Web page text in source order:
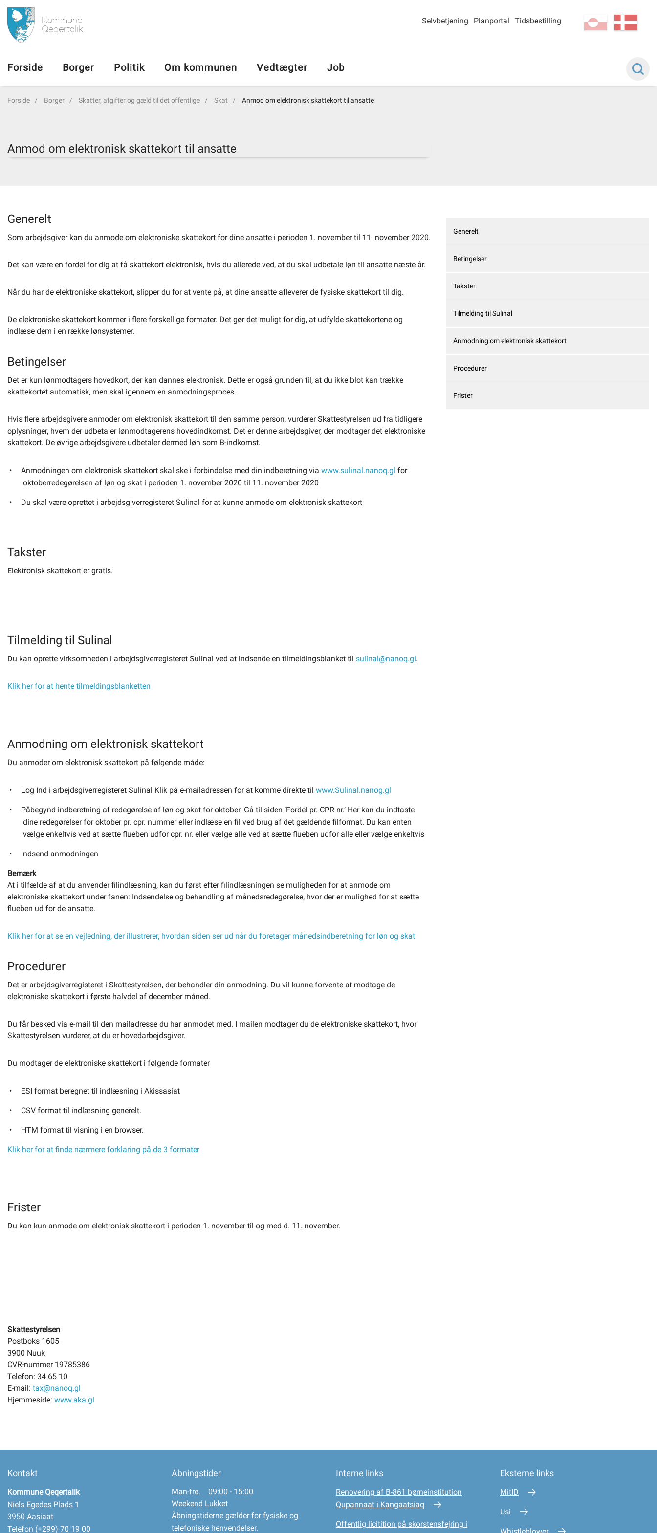
Om kommunen
kl-GL
Selvbetjening Planportal Tidsbestilling
Forside Borger Politik Om kommunen Vedtægter Job
Forside Borger Skatter, afgifter og gæld til det offentlige Skat Anmod om elektronisk skattekort til ansatte
Anmod om elektronisk skattekort til ansatte
Generelt
Som arbejdsgiver kan du anmode om elektroniske skattekort for dine ansatte i perioden 1. november til 11. november 2020.
Det kan være en fordel for dig at få skattekort elektronisk, hvis du allerede ved, at du skal udbetale løn til ansatte næste år.
Når du har de elektroniske skattekort, slipper du for at vente på, at dine ansatte afleverer de fysiske skattekort til dig.
De elektroniske skattekort kommer i flere forskellige formater. Det gør det muligt for dig, at udfylde skattekortene og
indlæse dem i en række lønsystemer.
Betingelser
Det er kun lønmodtagers hovedkort, der kan dannes elektronisk. Dette er også grunden til, at du ikke blot kan trække
skattekortet automatisk, men skal igennem en anmodningsproces.
Hvis flere arbejdsgivere anmoder om elektronisk skattekort til den samme person, vurderer Skattestyrelsen ud fra tidligere
oplysninger, hvem der udbetaler lønmodtagerens hovedindkomst. Det er denne arbejdsgiver, der modtager det elektroniske
skattekort. De øvrige arbejdsgivere udbetaler dermed løn som B-indkomst.
Anmodningen om elektronisk skattekort skal ske i forbindelse med din indberetning via www.sulinal.nanoq.gl for
oktoberredegørelsen af løn og skat i perioden 1. november 2020 til 11. november 2020
Du skal være oprettet i arbejdsgiverregisteret Sulinal for at kunne anmode om elektronisk skattekort
Takster
Elektronisk skattekort er gratis.
Tilmelding til Sulinal
Du kan oprette virksomheden i arbejdsgiverregisteret Sulinal ved at indsende en tilmeldingsblanket til sulinal@nanoq.gl.
Klik her for at hente tilmeldingsblanketten
Anmodning om elektronisk skattekort
Du anmoder om elektronisk skattekort på følgende måde:
Log Ind i arbejdsgiverregisteret Sulinal Klik på e-mailadressen for at komme direkte til www.Sulinal.nanog.gl
Påbegynd indberetning af redegørelse af løn og skat for oktober. Gå til siden ’Fordel pr. CPR-nr.’ Her kan du indtaste
dine redegørelser for oktober pr. cpr. nummer eller indlæse en fil ved brug af det gældende filformat. Du kan enten
vælge enkeltvis ved at sætte flueben udfor cpr. nr. eller vælge alle ved at sætte flueben udfor alle eller vælge enkeltvis
Indsend anmodningen
Bemærk
At i tilfælde af at du anvender filindlæsning, kan du først efter filindlæsningen se muligheden for at anmode om
elektroniske skattekort under fanen: Indsendelse og behandling af månedsredegørelse, hvor der er mulighed for at sætte
flueben ud for de ansatte.
Klik her for at se en vejledning, der illustrerer, hvordan siden ser ud når du foretager månedsindberetning for løn og skat
Procedurer
Det er arbejdsgiverregisteret i Skattestyrelsen, der behandler din anmodning. Du vil kunne forvente at modtage de
elektroniske skattekort i første halvdel af december måned.
Du får besked via e-mail til den mailadresse du har anmodet med. I mailen modtager du de elektroniske skattekort, hvor
Skattestyrelsen vurderer, at du er hovedarbejdsgiver.
Du modtager de elektroniske skattekort i følgende formater
ESI format beregnet til indlæsning i Akissasiat
CSV format til indlæsning generelt.
HTM format til visning i en browser.
Klik her for at finde nærmere forklaring på de 3 formater
Frister
Du kan kun anmode om elektronisk skattekort i perioden 1. november til og med d. 11. november.
Generelt
Betingelser
Takster
Tilmelding til Sulinal
Anmodning om elektronisk skattekort
Procedurer
Frister
Skattestyrelsen
Postboks 1605
3900 Nuuk
CVR-nummer 19785386
Telefon: 34 65 10
E-mail: tax@nanoq.gl
Hjemmeside: www.aka.gl
Kontakt
Kommune Qeqertalik
Niels Egedes Plads 1
3950 Aasiaat
Telefon (+299) 70 19 00
Åbningstider
Man-fre. 09:00 - 15:00
Weekend Lukket
Åbningstiderne gælder for fysiske og
telefoniske henvendelser.
Interne links
Renovering af B-861 børneinstitution
Qupannaat i Kangaatsiaq
Offentlig licitition på skorstensfejring i
Eksterne links
MitID
Usi